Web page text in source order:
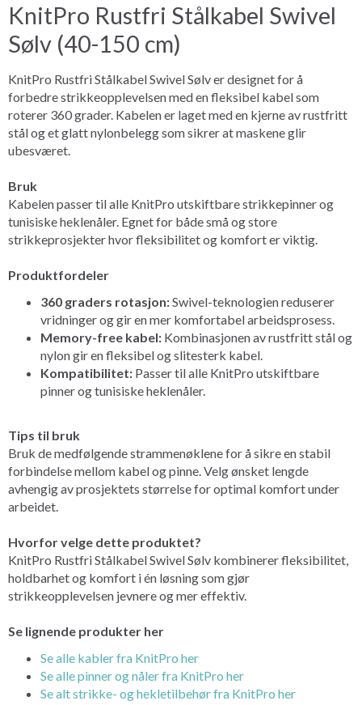
KnitPro Rustfri Stålkabel Swivel
Sølv (40-150 cm)
KnitPro Rustfri Stålkabel Swivel Sølv er designet for å
forbedre strikkeopplevelsen med en fleksibel kabel som
roterer 360 grader. Kabelen er laget med en kjerne av rustfritt
stål og et glatt nylonbelegg som sikrer at maskene glir
ubesværet.
Bruk
Kabelen passer til alle KnitPro utskiftbare strikkepinner og
tunisiske heklenåler. Egnet for både små og store
strikkeprosjekter hvor fleksibilitet og komfort er viktig.
Produktfordeler
360 graders rotasjon:Swivel-teknologien reduserer
vridninger og gir en mer komfortabel arbeidsprosess.
Memory-free kabel: Kombinasjonen av rustfritt stål og
nylon gir en fleksibel og slitesterk kabel.
Kompatibilitet: Passer til alle KnitPro utskiftbare
pinner og tunisiske heklenåler.
Tips til bruk
Bruk de medfølgende strammenøklene for å sikre en stabil
forbindelse mellom kabel og pinne. Velg ønsket lengde
avhengig av prosjektets størrelse for optimal komfort under
arbeidet.
Hvorfor velge dette produktet?
KnitPro Rustfri Stålkabel Swivel Sølv kombinerer fleksibilitet,
holdbarhet og komfort i én løsning som gjør
strikkeopplevelsen jevnere og mer effektiv.
Se lignende produkter her
Se alle kabler fra KnitPro her
Se alle pinner og nåler fra KnitPro her
Se alt strikke- og hekletilbehør fra KnitPro her